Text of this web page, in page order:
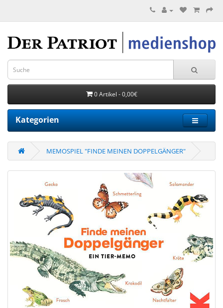
0 Artikel - 0,00€
Kategorien
MEMOSPIEL "FINDE MEINEN DOPPELGÄNGER"